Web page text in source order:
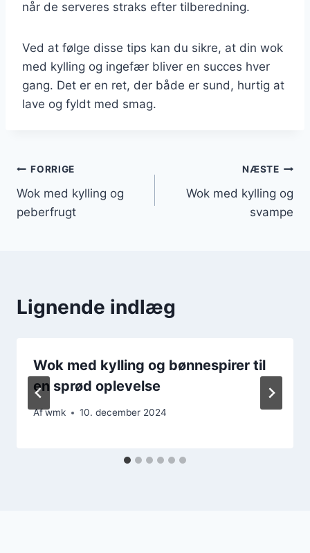
når de serveres straks efter tilberedning.
Ved at følge disse tips kan du sikre, at din wok
med kylling og ingefær bliver en succes hver
gang. Det er en ret, der både er sund, hurtig at
lave og fyldt med smag.
Indlægsnavigation
FORRIGE
Wok med kylling og
peberfrugt
NÆSTE
Wok med kylling og
svampe
Lignende indlæg
Wok med kylling og bønnespirer til
en sprød oplevelse
Afwmk 10. december 2024